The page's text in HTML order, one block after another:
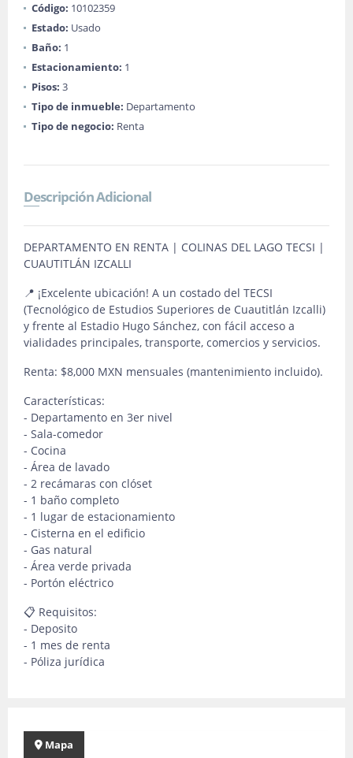
Código: 10102359
Estado: Usado
Baño: 1
Estacionamiento: 1
Pisos: 3
Tipo de inmueble: Departamento
Tipo de negocio: Renta
Descripción Adicional
DEPARTAMENTO EN RENTA | COLINAS DEL LAGO TECSI |
CUAUTITLÁN IZCALLI
📍 ¡Excelente ubicación! A un costado del TECSI
(Tecnológico de Estudios Superiores de Cuautitlán Izcalli)
y frente al Estadio Hugo Sánchez, con fácil acceso a
vialidades principales, transporte, comercios y servicios.
Renta: $8,000 MXN mensuales (mantenimiento incluido).
Características:
- Departamento en 3er nivel
- Sala-comedor
- Cocina
- Área de lavado
- 2 recámaras con clóset
- 1 baño completo
- 1 lugar de estacionamiento
- Cisterna en el edificio
- Gas natural
- Área verde privada
- Portón eléctrico
📋 Requisitos:
- Deposito
- 1 mes de renta
- Póliza jurídica
Mapa